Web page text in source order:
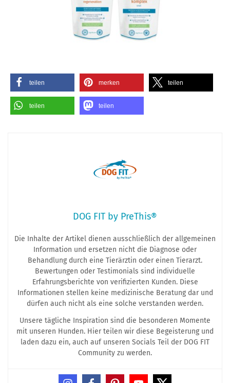
teilen merken teilen
teilen teilen
DOG FIT by PreThis®
Die Inhalte der Artikel dienen ausschließlich der allgemeinen
Information und ersetzen nicht die Diagnose oder
Behandlung durch eine Tierärztin oder einen Tierarzt.
Bewertungen oder Testimonials sind individuelle
Erfahrungsberichte von verifizierten Kunden. Diese
Informationen stellen keine medizinische Beratung dar und
dürfen auch nicht als eine solche verstanden werden.
Unsere tägliche Inspiration sind die besonderen Momente
mit unseren Hunden. Hier teilen wir diese Begeisterung und
laden dazu ein, auch auf unseren Socials Teil der DOG FIT
Community zu werden.